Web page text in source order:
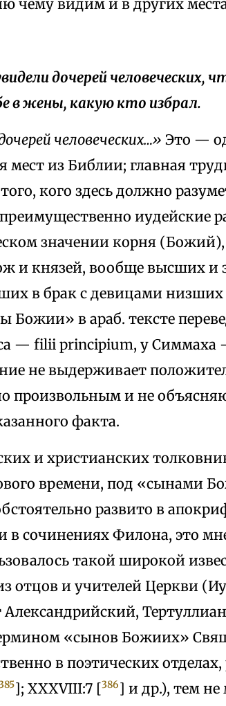
чему видим и в других
дочерей человеческих,
в жены, какую кто избрал.
человеческих…» Это —
из Библии; главная
кого здесь должно
иудейские
значении корня (Божий),
и князей, вообще высших и
в брак с девицами
Божии» в араб. тексте
— filii principium, у Симмаха —
не выдерживает
произвольным и не
факта.
и христианских
времени, под «сынами
развито в
сочинениях Филона, это
такой широкой
отцов и учителей Церкви
«сынов Божиих»
в поэтических отделах,
]; XXXVIII:7 [386] и др.), тем не